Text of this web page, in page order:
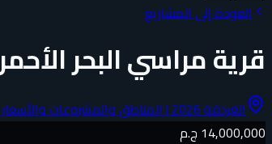
العودة إلى المشاريع
قرية مراسي البحر
الغردقة 2026 | المناطق والمشروعات والأسعار ودليل الشراء
14,000,000 ج.م